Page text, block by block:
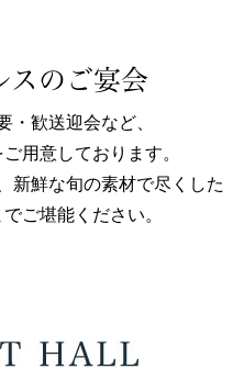
スのご宴会
・歓送迎会など、
用意しております。
新鮮な旬の素材で尽くした
ご堪能ください。